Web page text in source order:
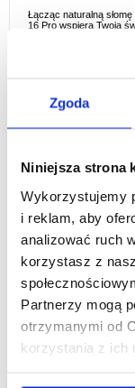
Zgoda
Niniejsza strona
Wykorzystujemy
i reklam, aby
analizować ruch
korzystasz z
Partnerzy mogą
otrzymanymi od
korzystania z ich
Łącząc naturalną
16 Pro wspiera Twoją
wygląd i elegancki
bardziej elegancko. Ta
- Przyjazne dla
- Smukłe etui o
Przeznaczenie: